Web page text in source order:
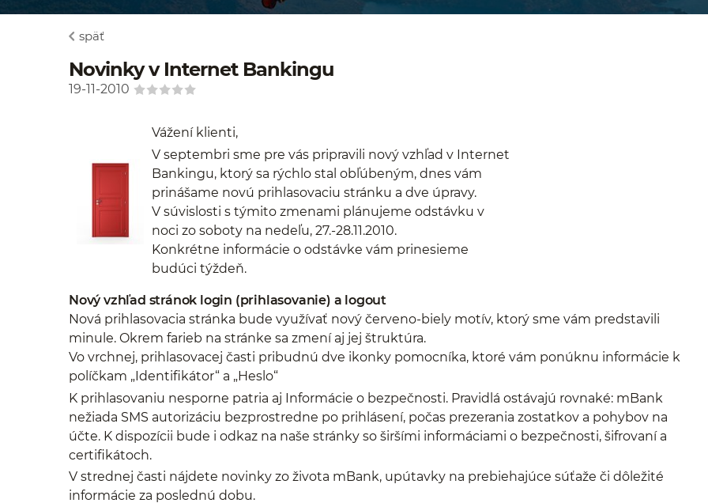
späť
Novinky v Internet Bankingu
19-11-2010
Vážení klienti,
V septembri sme pre vás pripravili nový vzhľad v Internet
Bankingu, ktorý sa rýchlo stal obľúbeným, dnes vám
prinášame novú prihlasovaciu stránku a dve úpravy.
V súvislosti s týmito zmenami plánujeme odstávku v
noci zo soboty na nedeľu, 27.-28.11.2010.
Konkrétne informácie o odstávke vám prinesieme
budúci týždeň.
Nový vzhľad stránok login (prihlasovanie) a logout
Nová prihlasovacia stránka bude využívať nový červeno-biely motív, ktorý sme vám predstavili
minule. Okrem farieb na stránke sa zmení aj jej štruktúra.
Vo vrchnej, prihlasovacej časti pribudnú dve ikonky pomocníka, ktoré vám ponúknu informácie k
políčkam „Identifikátor“ a „Heslo“
K prihlasovaniu nesporne patria aj Informácie o bezpečnosti. Pravidlá ostávajú rovnaké: mBank
nežiada SMS autorizáciu bezprostredne po prihlásení, počas prezerania zostatkov a pohybov na
účte. K dispozícii bude i odkaz na naše stránky so širšími informáciami o bezpečnosti, šifrovaní a
certifikátoch.
V strednej časti nájdete novinky zo života mBank, upútavky na prebiehajúce súťaže či dôležité
informácie za poslednú dobu.